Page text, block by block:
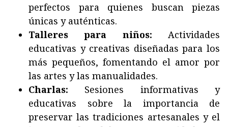
perfectos para quienes buscan piezas
únicas y auténticas.
Talleres para niños: Actividades
educativas y creativas diseñadas para los
más pequeños, fomentando el amor por
las artes y las manualidades.
Charlas: Sesiones informativas y
educativas sobre la importancia de
preservar las tradiciones artesanales y el